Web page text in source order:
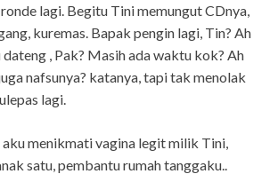
lagi. Begitu Tini memungut CDnya,
kuremas. Bapak pengin lagi, Tin? Ah
, Pak? Masih ada waktu kok? Ah
nafsunya? katanya, tapi tak menolak
lagi.
menikmati vagina legit milik Tini,
satu, pembantu rumah tanggaku..